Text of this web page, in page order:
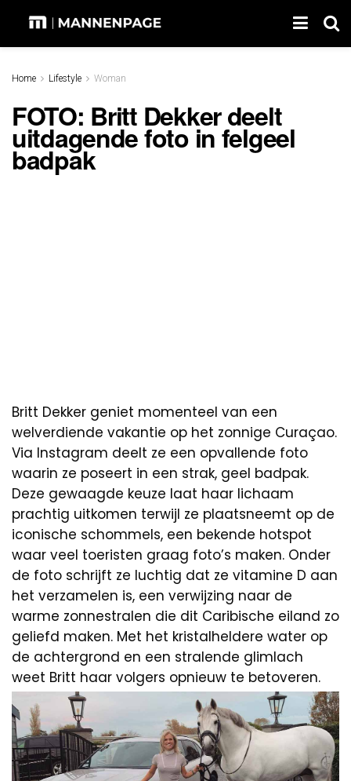
Home Lifestyle Woman
FOTO: Britt Dekker deelt
uitdagende foto in felgeel
badpak
Britt Dekker geniet momenteel van een
welverdiende vakantie op het zonnige Curaçao.
Via Instagram deelt ze een opvallende foto
waarin ze poseert in een strak, geel badpak.
Deze gewaagde keuze laat haar lichaam
prachtig uitkomen terwijl ze plaatsneemt op de
iconische schommels, een bekende hotspot
waar veel toeristen graag foto’s maken. Onder
de foto schrijft ze luchtig dat ze vitamine D aan
het verzamelen is, een verwijzing naar de
warme zonnestralen die dit Caribische eiland zo
geliefd maken. Met het kristalheldere water op
de achtergrond en een stralende glimlach
weet Britt haar volgers opnieuw te betoveren.